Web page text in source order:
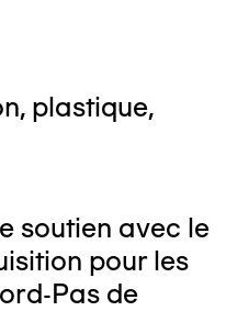
plastique,
soutien avec le
pour les
Pas de